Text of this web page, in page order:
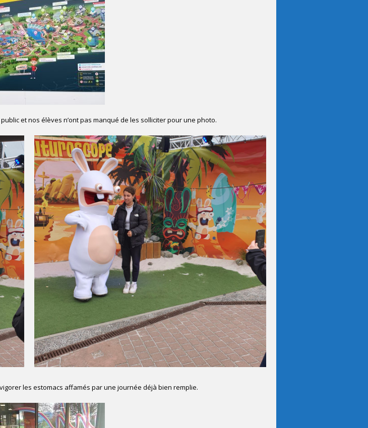
et nos élèves n’ont pas manqué de les solliciter pour une photo.
les estomacs affamés par une journée déjà bien remplie.